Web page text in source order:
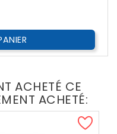
ACHETÉ CE
ACHETÉ: